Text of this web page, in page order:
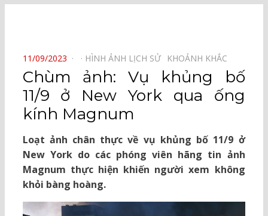
POSTED
ON
11/09/2023 HÌNH ẢNH LỊCH SỬ⠀ KHOẢNH KHẮC⠀
Chùm ảnh: Vụ khủng bố
11/9 ở New York qua ống
kính Magnum
Loạt ảnh chân thực về vụ khủng bố 11/9 ở
New York do các phóng viên hãng tin ảnh
Magnum thực hiện khiến người xem không
khỏi bàng hoàng.